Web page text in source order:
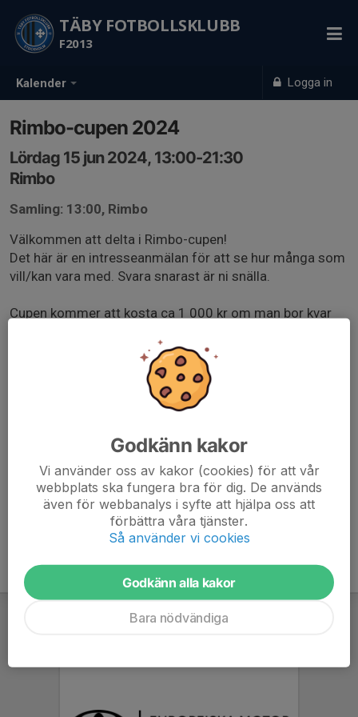
Kalender Logga in
TÄBY FOTBOLLSKLUBB
F2013
Rimbo-cupen 2024
Lördag 15 jun 2024, 13:00-21:30
Rimbo
Samling: 13:00, Rimbo
Välkommen att delta i Rimbo-cupen!
Det här är en intresseanmälan för att se hur många som
vill/kan vara med. Svara snarast är ni snälla.
Cupen kommer att kosta ca 1 000 kr om man bor kvar
Om man inte kan/vill sova över är det givetvis OK.
Ange i kommentarsfältet om barnet INTE vill sova kvar.
Ange om du som förälder har möjlighet att sova kvar då
flera ledare inte har möjlighet att delta i cupen. Tack!
Godkänn kakor
Vi använder oss av kakor (cookies) för att vår
webbplats ska fungera bra för dig. De används
även för webbanalys i syfte att hjälpa oss att
förbättra våra tjänster.
Så använder vi cookies
Godkänn alla kakor
Bara nödvändiga